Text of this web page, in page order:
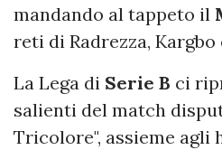
mandando al tappeto il
reti di Radrezza, Kargbo
La Lega di Serie B ci
salienti del match
Tricolore", assieme